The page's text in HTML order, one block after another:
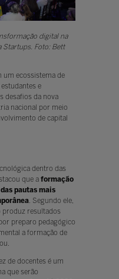
digital na
Startups. Foto: Bett
um ecossistema de
e
desafios da nova
nacional por meio
de capital
dentro das
que a formação
pautas mais
. Segundo ele,
produz resultados
preparo pedagógico
a formação de
de docentes é um
que serão